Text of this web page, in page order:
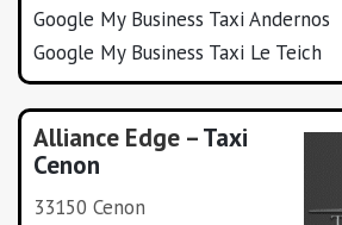
Google My Business Taxi Andernos
Google My Business Taxi Le Teich
Alliance Edge –Taxi
Cenon
33150 Cenon